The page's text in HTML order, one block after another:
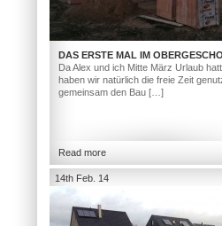
DAS ERSTE MAL IM
Da Alex und ich Mitte März Urlaub
haben wir natürlich die freie Zeit
gemeinsam den Bau […]
Read more
14th Feb. 14